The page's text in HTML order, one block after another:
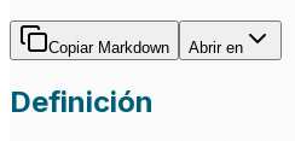
Copiar Markdown Abrir en
Definición